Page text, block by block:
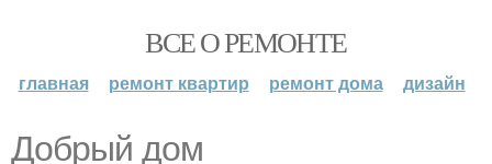
ВСЕ О РЕМОНТЕ
главная ремонт квартир ремонт дома дизайн
Добрый дом